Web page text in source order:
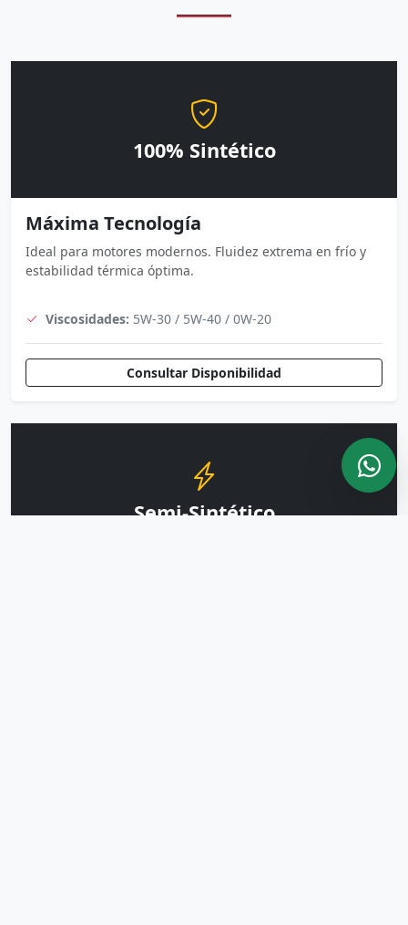
100% Sintético
Máxima Tecnología
Ideal para motores modernos. Fluidez extrema en frío y
estabilidad térmica óptima.
Viscosidades: 5W-30 / 5W-40 / 0W-20
Consultar Disponibilidad
Semi-Sintético